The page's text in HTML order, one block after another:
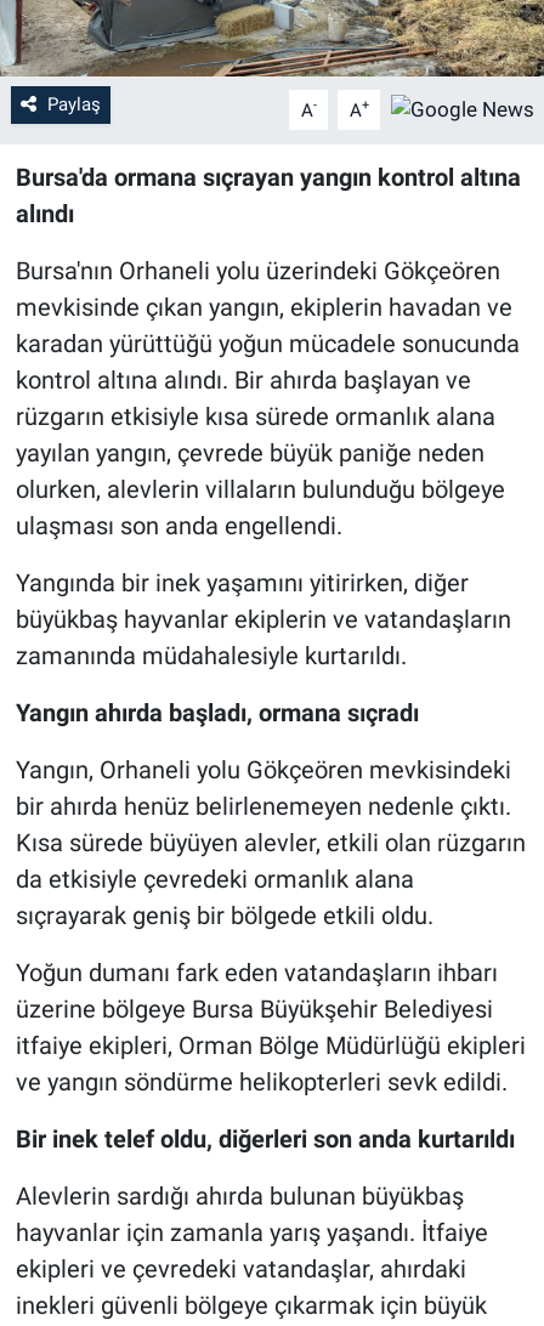
Paylaş A- A+
Bursa'da ormana sıçrayan yangın kontrol altına
alındı
Bursa'nın Orhaneli yolu üzerindeki Gökçeören
mevkisinde çıkan yangın, ekiplerin havadan ve
karadan yürüttüğü yoğun mücadele sonucunda
kontrol altına alındı. Bir ahırda başlayan ve
rüzgarın etkisiyle kısa sürede ormanlık alana
yayılan yangın, çevrede büyük paniğe neden
olurken, alevlerin villaların bulunduğu bölgeye
ulaşması son anda engellendi.
Yangında bir inek yaşamını yitirirken, diğer
büyükbaş hayvanlar ekiplerin ve vatandaşların
zamanında müdahalesiyle kurtarıldı.
Yangın ahırda başladı, ormana sıçradı
Yangın, Orhaneli yolu Gökçeören mevkisindeki
bir ahırda henüz belirlenemeyen nedenle çıktı.
Kısa sürede büyüyen alevler, etkili olan rüzgarın
da etkisiyle çevredeki ormanlık alana
sıçrayarak geniş bir bölgede etkili oldu.
Yoğun dumanı fark eden vatandaşların ihbarı
üzerine bölgeye Bursa Büyükşehir Belediyesi
itfaiye ekipleri, Orman Bölge Müdürlüğü ekipleri
ve yangın söndürme helikopterleri sevk edildi.
Bir inek telef oldu, diğerleri son anda kurtarıldı
Alevlerin sardığı ahırda bulunan büyükbaş
hayvanlar için zamanla yarış yaşandı. İtfaiye
ekipleri ve çevredeki vatandaşlar, ahırdaki
inekleri güvenli bölgeye çıkarmak için büyük
Dünya
Teknoloji
Magazin
Yaşam
Spor
Nöbetçi Eczaneler